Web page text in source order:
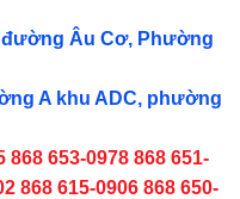
đường Âu Cơ, Phường
A khu ADC, phường
653-0978 868 651-
868 615-0906 868 650-